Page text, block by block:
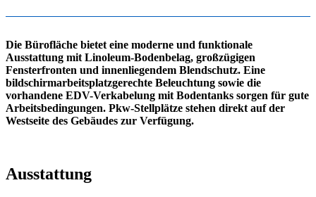
Die Bürofläche bietet eine moderne und funktionale
Ausstattung mit Linoleum-Bodenbelag, großzügigen
Fensterfronten und innenliegendem Blendschutz. Eine
bildschirmarbeitsplatzgerechte Beleuchtung sowie die
vorhandene EDV-Verkabelung mit Bodentanks sorgen für gute
Arbeitsbedingungen. Pkw-Stellplätze stehen direkt auf der
Westseite des Gebäudes zur Verfügung.
Ausstattung